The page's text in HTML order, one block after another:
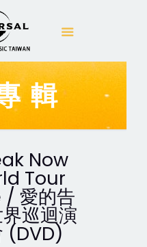
輯
Now
Tour
/ 愛的告
巡迴演
(DVD)